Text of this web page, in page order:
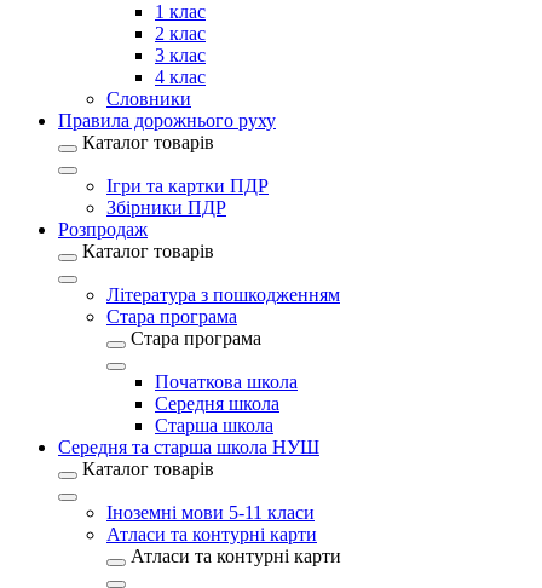
1 клас
2 клас
3 клас
4 клас
Словники
Правила дорожнього руху
Каталог товарів
Ігри та картки ПДР
Збірники ПДР
Розпродаж
Каталог товарів
Література з пошкодженням
Стара програма
Стара програма
Початкова школа
Середня школа
Старша школа
Середня та старша школа НУШ
Каталог товарів
Іноземні мови 5-11 класи
Атласи та контурні карти
Атласи та контурні карти